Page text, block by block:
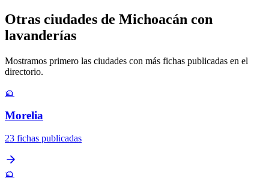
Otras ciudades de Michoacán con
lavanderías
Mostramos primero las ciudades con más fichas publicadas en el
directorio.
🧺
Morelia
23 fichas publicadas
🧺